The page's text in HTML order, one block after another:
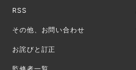
RSS
その他、お問い合わせ
お詫びと訂正